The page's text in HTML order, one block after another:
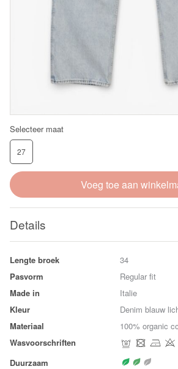
Selecteer maat
27
Voeg toe aan
Details
Lengte broek
34
Pasvorm
Regular fit
Made in
Italie
Kleur
Denim blauw
Materiaal
100% organic
Wasvoorschriften
Duurzaam